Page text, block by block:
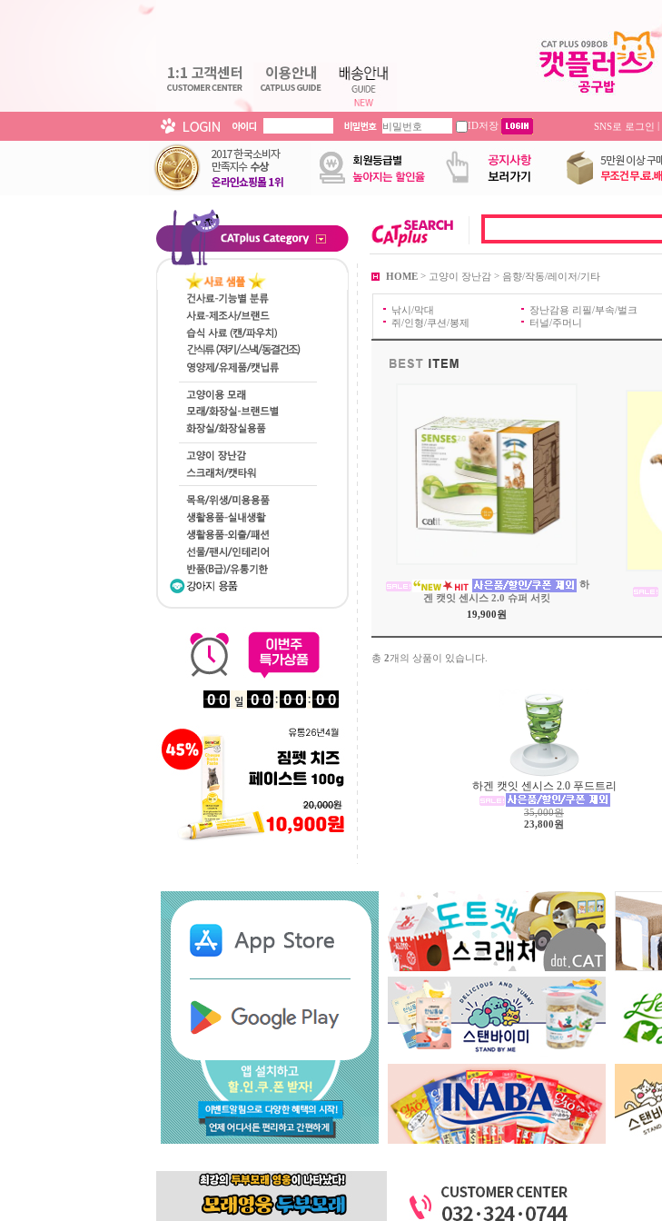
ID저장 SNS로 로그인 |
HOME > 고양이 장난감 > 음향/작동/레이저/기타
낚시/막대 장난감용 리필/부속/벌크
쥐/인형/쿠션/봉제
터널/주머니
하
겐 캣잇 센시스 2.0 슈퍼 서킷
19,900원
총 2개의 상품이 있습니다.
하겐 캣잇 센시스 2.0 푸드트리
35,000원
23,800원